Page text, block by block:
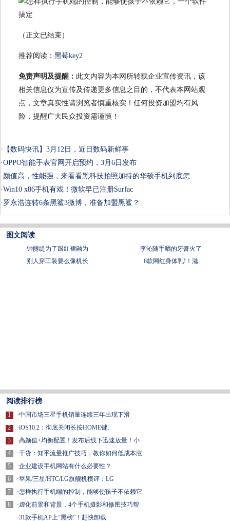
（正文已结束）
推荐阅读： 黑莓key2
免责声明及提醒： 此文内容为本网所转载企业宣传资讯，该
相关信息仅为宣传及传递更多信息之目的，不代表本网站观
点，文章真实性请浏览者慎重核实！任何投资加盟均有风
险，提醒广大民众投资需谨慎！
·
【数码快讯】3月12日，近日数码新鲜事
·OPPO智能手表官网开启预约，3月6日发布
· 颜值高，性能强，来看看黑科技拍照加持的华硕手机到底怎
·Win10 x86手机有戏！微软早已注册Surfac
· 罗永浩连转6条黑鲨3微博，准备加盟黑鲨？
图文阅读
钟丽缇为了跟红裙融为
李沁随手晒的牙膏火了
别人穿工装要么像机长
6款网红身体乳!！滋
阅读排行榜
1
2
3
4
5
6
7
8
·中国市场三星手机销量连续三年出现下滑
·iOS10.2：彻底关闭长按HOME键、
·高颜值+均衡配置！发布后线下迅速放量！小
·干货：知乎流量推广技巧，教你如何低成本涨
·企业建设手机网站有什么必要性？
·苹果/三星/HTC/LG旗舰机横评：LG
·怎样执行手机端的控制，能够使孩子不依赖它
·虚化前景和背景，4个手机摄影和修图技巧帮
·31款手机AP上“黑榜”！赶快卸载